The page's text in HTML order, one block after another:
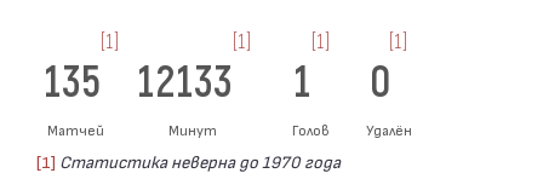
135
[1]
Матчей
12133
[1]
Минут
1
[1]
Голов
0
[1]
Удалён
[1] Статистика неверна до 1970 года